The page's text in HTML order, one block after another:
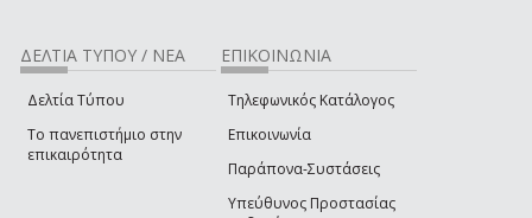
ΔΕΛΤΙΑ ΤΥΠΟΥ / ΝΕΑ
Δελτία Τύπου
Το πανεπιστήμιο στην
επικαιρότητα
ΕΠΙΚΟΙΝΩΝΙΑ
Τηλεφωνικός Κατάλογος
Επικοινωνία
Παράπονα-Συστάσεις
Υπεύθυνος Προστασίας